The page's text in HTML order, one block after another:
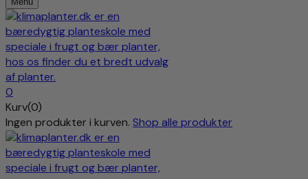
0
Kurv(0)
Ingen produkter i kurven. Shop alle produkter